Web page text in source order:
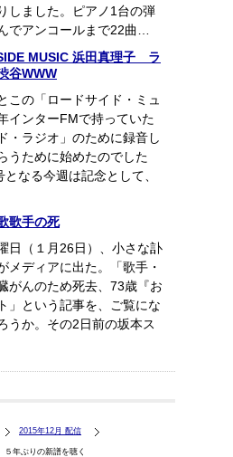
しました。ピアノ1台の弾
でアンコールまで22曲…
MUSIC 浜田真理子 ラ
谷WWW
この「ロードサイド・ミュ
インターFMで持っていた
・ラジオ」のために録音し
うために始めたのでした
なる今週は記念として、
歌手の死
日（１月26日）、小さな訃
メディアに出た。「歌手・
がんのため死去、73歳『お
」という記事を、ご覧にな
うか。その2日前の坂本ス
2015年12月 配信
年ぶりの新譜を聴く